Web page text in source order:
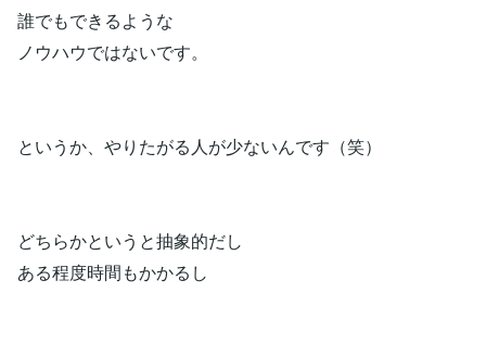
誰でもできるような
ノウハウではないです。
というか、やりたがる人が少ないんです（笑）
どちらかというと抽象的だし
ある程度時間もかかるし